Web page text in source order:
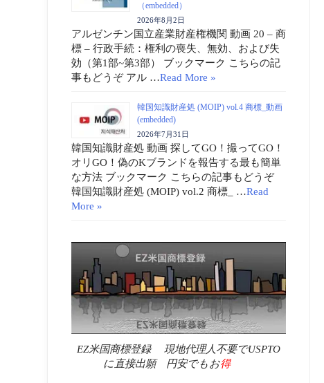
（embedded）
2026年8月2日
アルゼンチン国立産業財産権機関 動画 20 – 商
標 – 行政手続：権利の喪失、無効、および失
効（第1部~第3部） ブックマーク こちらの記
事もどうぞ アル …Read More »
韓国知識財産処 (MOIP) vol.4 商標_動画
(embedded)
2026年7月31日
韓国知識財産処 動画 探してGO！撮ってGO！
オリGO！偽のKブランドを報告する最も簡単
な方法 ブックマーク こちらの記事もどうぞ
韓国知識財産処 (MOIP) vol.2 商標_ …Read
More »
EZ米国商標登録 現地代理人不要でUSPTO
に直接出願 円安でもお得